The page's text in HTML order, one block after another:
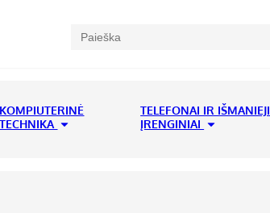
KOMPIUTERINĖ
TECHNIKA
TELEFONAI IR IŠMANIEJI
ĮRENGINIAI